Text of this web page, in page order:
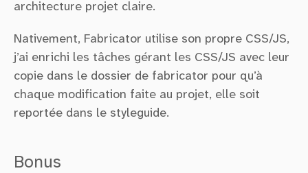
architecture projet claire.
Nativement, Fabricator utilise son propre CSS/JS,
j’ai enrichi les tâches gérant les CSS/JS avec leur
copie dans le dossier de fabricator pour qu’à
chaque modification faite au projet, elle soit
reportée dans le styleguide.
Bonus